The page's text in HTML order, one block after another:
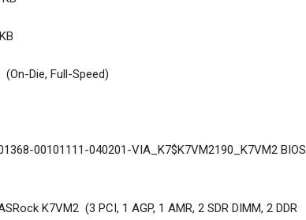
Full-Speed)
00101111-040201-VIA_K7$K7VM2190_K7VM2 BIOS
(3 PCI, 1 AGP, 1 AMR, 2 SDR DIMM, 2 DDR